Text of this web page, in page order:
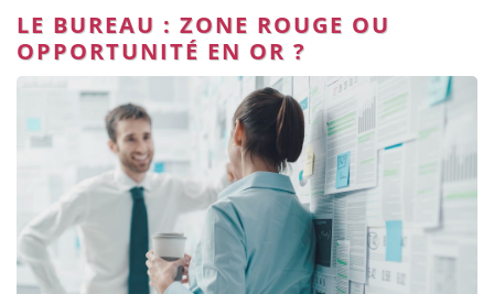
LE BUREAU : ZONE ROUGE OU
OPPORTUNITÉ EN OR ?